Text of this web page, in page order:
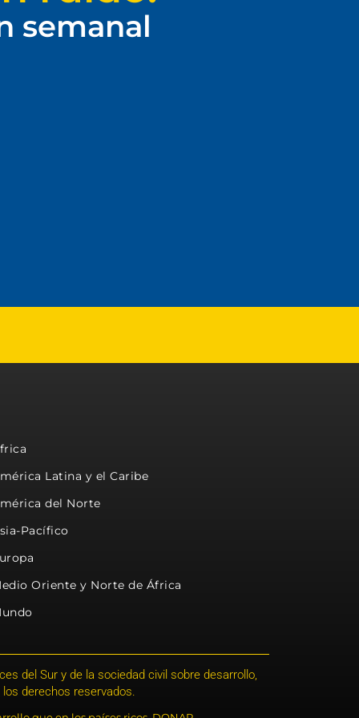
semanal
Latina y el Caribe
del Norte
Pacífico
Oriente y Norte de África
del Sur y de la sociedad civil sobre desarrollo,
derechos reservados.